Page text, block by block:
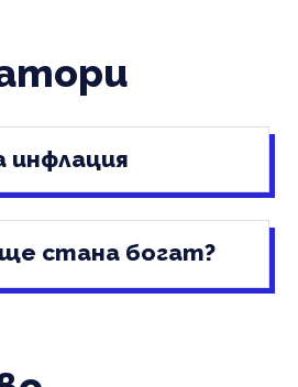
инфлация
стана богат?